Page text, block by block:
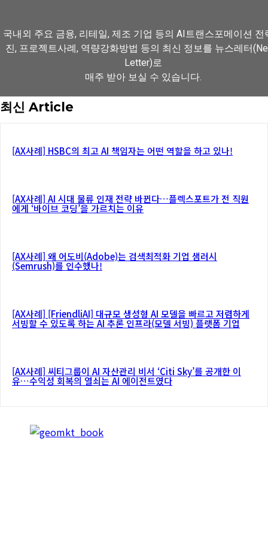
국내외 주요 금융, 리테일, 제조 기업 등의 AI트랜스포메이션 전
진, 프로젝트사례, 역량강화방법 등의 최신 정보를 뉴스레터
Letter)로
매주 받아 보실 수 있습니다.
최신 Article
[AX사례] HSBC의 최고 AI 책임자는 어떤 역할을 하고 있나!
[AX사례] AI 시대 물류 인재 전략 바뀐다…플렉스포트가 전 직원
에게 ‘바이브 코딩’을 가르치는 이유
[AX사례] 왜 어도비(Adobe)는 검색최적화 기업 샘러시
(Semrush)를 인수했나!
[AX사례] [FriendliAI] 대규모 생성형 AI 모델을 빠르고 저렴하게
서빙할 수 있도록 하는 AI 추론 인프라(모델 서빙) 플랫폼 기업
[AX사례] 씨티그룹이 AI 자산관리 비서 ‘Citi Sky’를 공개한 이
유…수익성 회복의 열쇠는 AI 에이전트였다